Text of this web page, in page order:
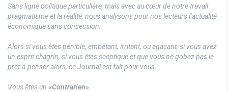
Sans ligne politique particulière, mais avec au cœur de notre travail
pragmatisme et la réalité, nous analysons pour nos lecteurs l’actualité
économique sans concession.
Alors si vous êtes pénible, embêtant, irritant, ou agaçant, si vous avez
un esprit chagrin, si vous êtes sceptique et que vous ne gobez pas le
prêt-à-penser alors, ce Journal est fait pour vous.
Vous êtes un «Contrarien».